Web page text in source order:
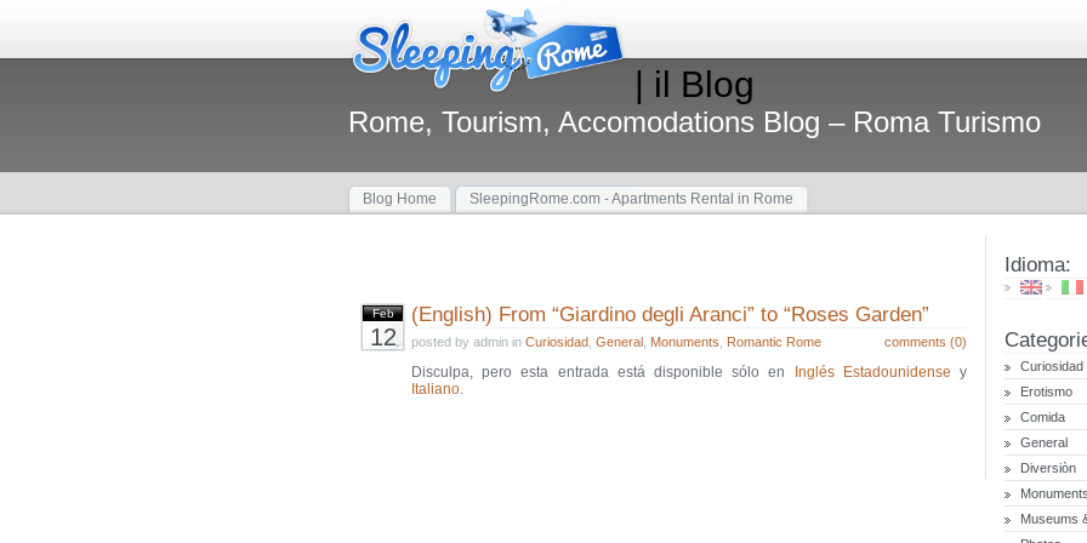
| il Blog
Rome, Tourism, Accomodations Blog – Roma Turismo
Blog Home SleepingRome.com - Apartments Rental in Rome
Feb
12
(English) From “Giardino degli Aranci” to “Roses Garden”
posted by admin in Curiosidad General Monuments Romantic Rome comments (0)
Disculpa, pero esta entrada está disponible sólo en Inglés Estadounidense y
Italiano.
Idioma:
Curiosidad
Erotismo
Comida
General
Diversiòn
Monuments
Museums